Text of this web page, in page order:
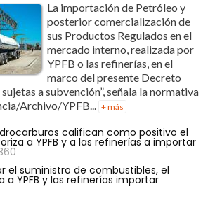
La importación de Petróleo y
posterior comercialización de
sus Productos Regulados en el
mercado interno, realizada por
YPFB o las refinerías, en el
marco del presente Decreto
a subvención”, señala la normativa
Archivo/YPFB... + más
califican como positivo el
a YPFB y a las refinerías a importar
el suministro de combustibles, el
a YPFB y las refinerías importar